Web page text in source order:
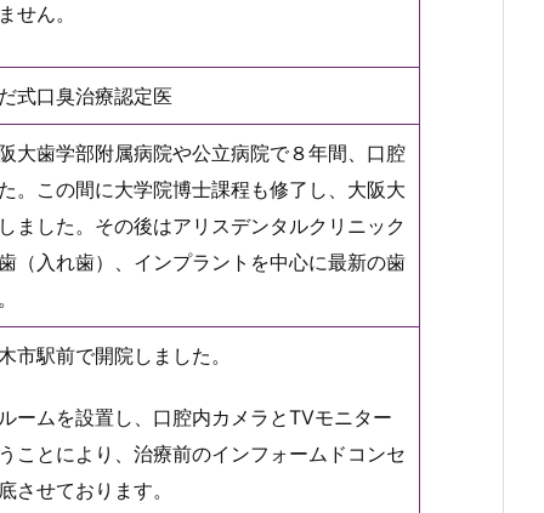
せん。
式口臭治療認定医
大歯学部附属病院や公立病院で８年間、口腔
。この間に大学院博士課程も修了し、大阪大
ました。その後はアリスデンタルクリニック
（入れ歯）、インプラントを中心に最新の歯
市駅前で開院しました。
ームを設置し、口腔内カメラとTVモニター
ことにより、治療前のインフォームドコンセ
させております。